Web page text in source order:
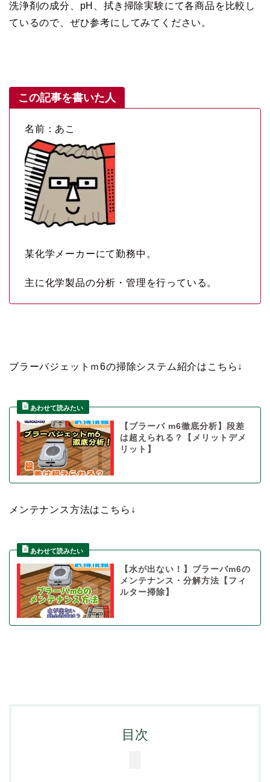
洗浄剤の成分、pH、拭き掃除実験にて各商品を比較し
ているので、ぜひ参考にしてみてください。
この記事を書いた人
名前：あこ
某化学メーカーにて勤務中。
主に化学製品の分析・管理を行っている。
ブラーバジェットｍ6の掃除システム紹介はこちら↓
【ブラーバ m6徹底分析】段差
は超えられる？【メリットデメ
リット】
メンテナンス方法はこちら↓
【水が出ない！】ブラーバm6の
メンテナンス・分解方法【フィ
ルター掃除】
目次